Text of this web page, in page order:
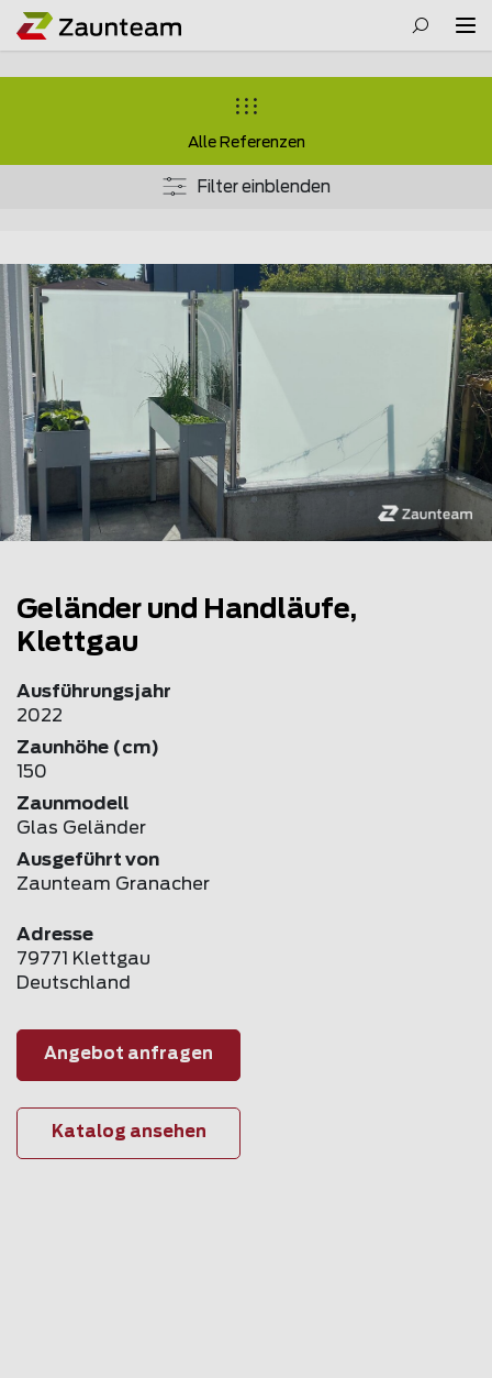
Alle Referenzen
Filter einblenden
Geländer und Handläufe,
Klettgau
Ausführungsjahr
2022
Zaunhöhe (cm)
150
Zaunmodell
Glas Geländer
Ausgeführt von
Zaunteam Granacher
Adresse
79771 Klettgau
Deutschland
Angebot anfragen
Katalog ansehen